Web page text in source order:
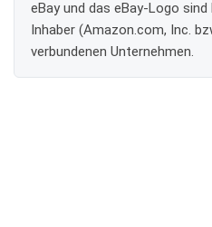
eBay und das eBay-Logo sind
Inhaber (Amazon.com, Inc.
verbundenen Unternehmen.